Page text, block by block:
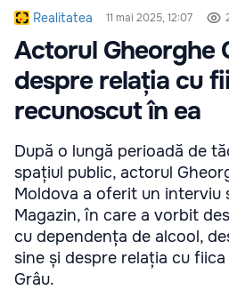
Realitatea 11 mai 2025, 12:07
Actorul Gheorghe
despre relația cu
recunoscut în ea
După o lungă perioadă de
spațiul public, actorul
Moldova a oferit un interviu
Magazin, în care a vorbit
cu dependența de alcool,
sine și despre relația cu
Grâu.